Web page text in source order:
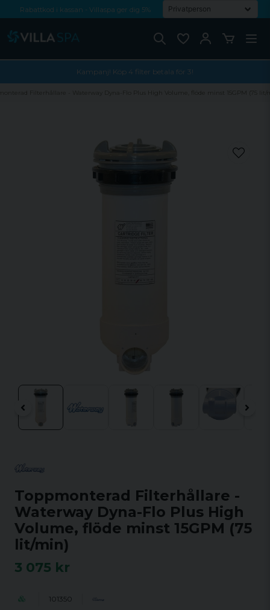
Rabattkod i kassan - Villaspa ger dig 5%
Kampanj! Köp 4 filter betala för 3!
Filterhållare - Waterway Dyna-Flo Plus High Volume, flöde minst 15GPM (75 lit/
Toppmonterad Filterhållare -
Waterway Dyna-Flo Plus High
Volume, flöde minst 15GPM (75
lit/min)
3 075 kr
101350